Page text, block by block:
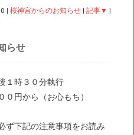
|桜神宮からのお知らせ |記事▼ |
らせ
１時３０分執行
円から（お心もち）
ず下記の注意事項をお読み